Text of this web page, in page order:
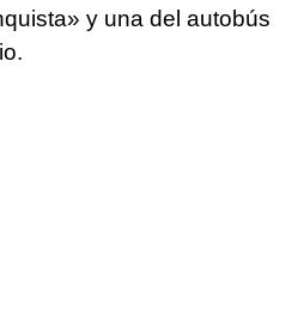
y una del autobús